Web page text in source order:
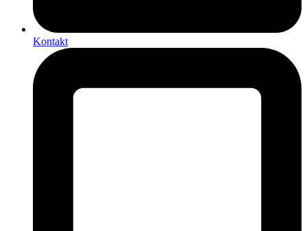
Kontakt